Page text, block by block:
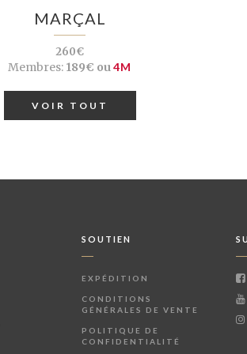
MARÇAL
260€
Membres: 189€ ou4M
VOIR TOUT
SOUTIEN
EXPÉDITION
CONDITIONS
GÉNÉRALES DE VENTE
POLITIQUE DE
CONFIDENTIALITÉ